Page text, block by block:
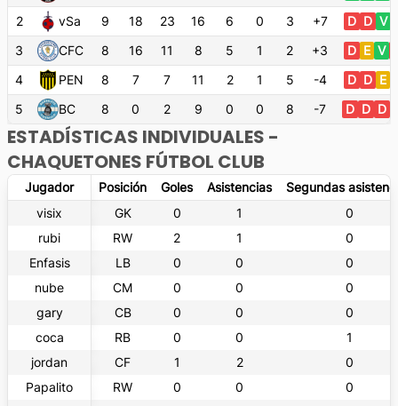
2
vSa 9 18 23 16 6 0 3 +7 D D V
3
CFC 8 16 11 8 5 1 2 +3 D E V
4
PEN 8 7 7 11 2 1 5 -4 D D E
5
BC 8 0 2 9 0 0 8 -7 D D D
ESTADÍSTICAS INDIVIDUALES -
CHAQUETONES FÚTBOL CLUB
Jugador Posición Goles Asistencias
Segundas
visix
GK 0 1
0
rubi
RW 2 1
0
Enfasis
LB 0 0
0
nube
CM 0 0
0
gary
CB 0 0
0
coca
RB 0 0
1
jordan
CF 1 2
0
Papalito
RW 0 0
0